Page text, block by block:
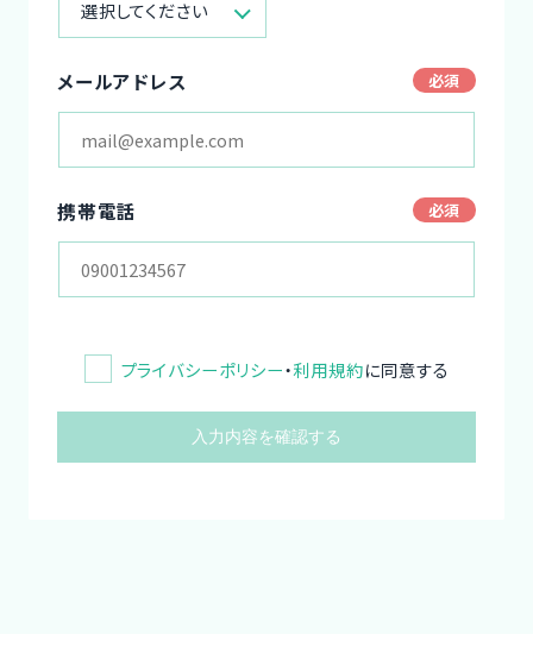
選択してください
メールアドレス
携帯電話
プライバシーポリシー・利用規約に同意する
入力内容を確認する